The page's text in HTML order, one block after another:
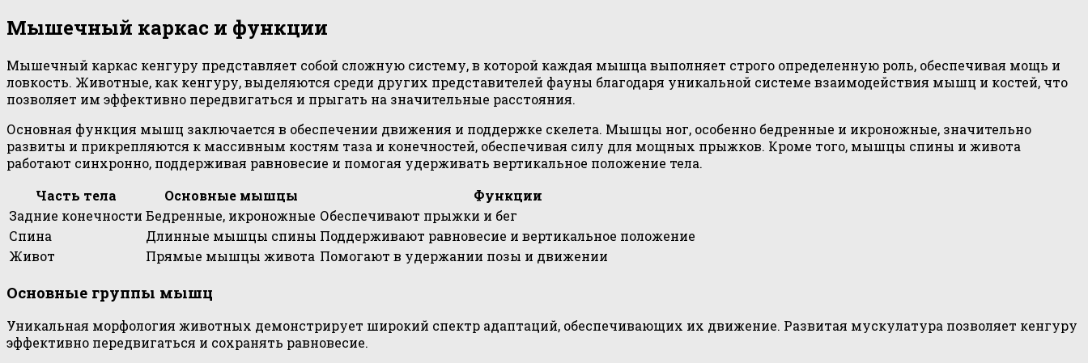
Мышечный каркас и функции
Мышечный каркас кенгуру представляет собой сложную систему, в которой каждая мышца выполняет строго определенную роль, обеспечивая мощь и
ловкость. Животные, как кенгуру, выделяются среди других представителей фауны благодаря уникальной системе взаимодействия мышц и костей, что
позволяет им эффективно передвигаться и прыгать на значительные расстояния.
Основная функция мышц заключается в обеспечении движения и поддержке скелета. Мышцы ног, особенно бедренные и икроножные, значительно
развиты и прикрепляются к массивным костям таза и конечностей, обеспечивая силу для мощных прыжков. Кроме того, мышцы спины и живота
работают синхронно, поддерживая равновесие и помогая удерживать вертикальное положение тела.
Часть тела
Основные мышцы
Функции
Задние конечности Бедренные, икроножные Обеспечивают прыжки и бег
Спина
Длинные мышцы спины Поддерживают равновесие и вертикальное положение
Живот
Прямые мышцы живота Помогают в удержании позы и движении
Основные группы мышц
Уникальная морфология животных демонстрирует широкий спектр адаптаций, обеспечивающих их движение. Развитая мускулатура позволяет кенгуру
эффективно передвигаться и сохранять равновесие.